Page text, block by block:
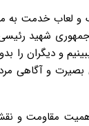
و لعاب خدمت به
و دیگران
بصیرت و آگاهی
مقاومت و